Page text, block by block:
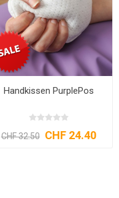
Handkissen PurplePos
CHF 32.50 CHF 24.40